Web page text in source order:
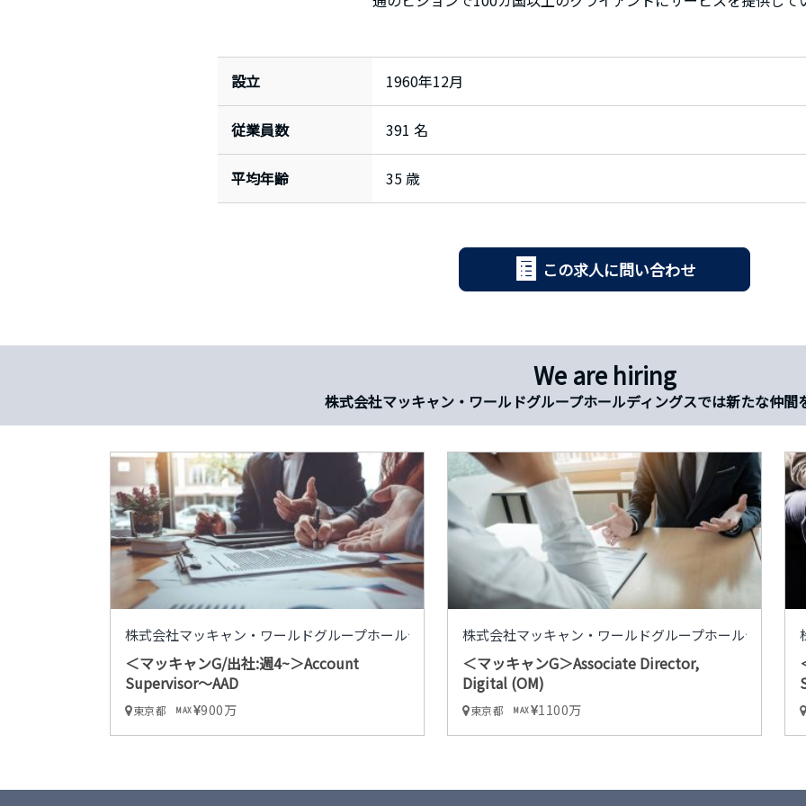
設立 1960年12月
従業員数 391 名
平均年齢 35 歳
この求人に問い合わせ
We are hiring
株式会社マッキャン・ワールドグループホールディングスでは新たな仲間
株式会社マッキャン・ワールドグループホールディングス
＜マッキャンG/出社:週4~＞Account
Supervisor～AAD
東京都 MAX 900万
株式会社マッキャン・ワールドグループホールディング
＜マッキャンG＞Associate Director,
Digital (OM)
東京都 MAX 1100万